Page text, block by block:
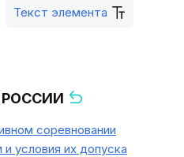
Текст элемента
РОССИИ
соревновании
условия их допуска